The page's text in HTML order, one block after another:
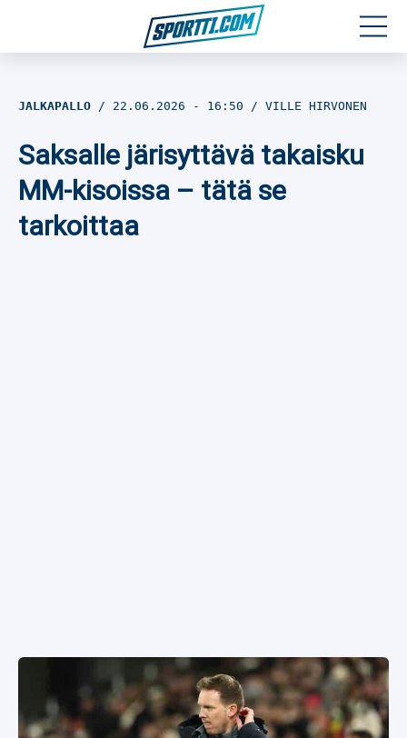
Jalkapallo
Yleisurheilu
JALKAPALLO 22.06.2026 - 16:50 VILLE HIRVONEN
Saksalle järisyttävä takaisku
MM-kisoissa – tätä se
tarkoittaa